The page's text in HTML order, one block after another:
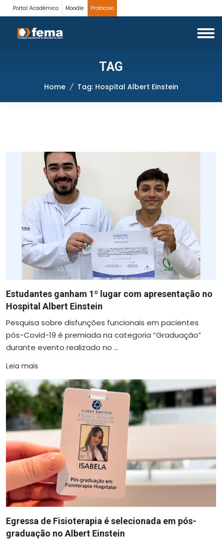
Portal Acadêmico Moodle Protocolo
TAG
Home Tag: Hospital Albert Einstein
Estudantes ganham 1º lugar com apresentação no
Hospital Albert Einstein
Pesquisa sobre disfunções funcionais em pacientes
pós-Covid-19 é premiada na categoria “Graduação”
durante evento realizado no ...
Leia mais
Egressa de Fisioterapia é selecionada em pós-
graduação no Albert Einstein